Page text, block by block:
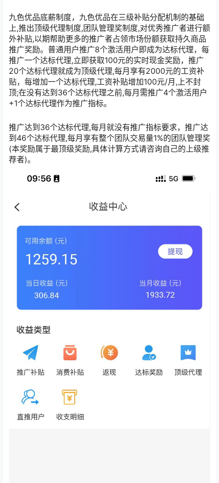
九色优品底薪制度，九色优品在三级补贴分配机制的基础
上,推出顶级代理制度,团队管理奖制度,对优秀推广者进行额
外补贴,以期帮助更多的推广者占领市场份额获取持久商品
推广奖励。普通用户推广8个激活用户即成为达标代理，每
推广一个达标代理,立即获取100元的实时现金奖励，推广
20个达标代理就成为顶级代理,每月享有2000元的工资补
贴，每增加一个达标代理,工资补贴增加100元/月,上不封
顶;在没有达到36个达标代理之前,每月需推广4个激活用户
+1个达标代理作为推广指标。
推广达到36个达标代理,每月就没有推广指标要求，推广达
到46个达标代理,每月享有整个团队交易量1%的团队管理奖
(本奖励属于最顶级奖励,具体计算方式请咨询自己的上级推
荐者)。